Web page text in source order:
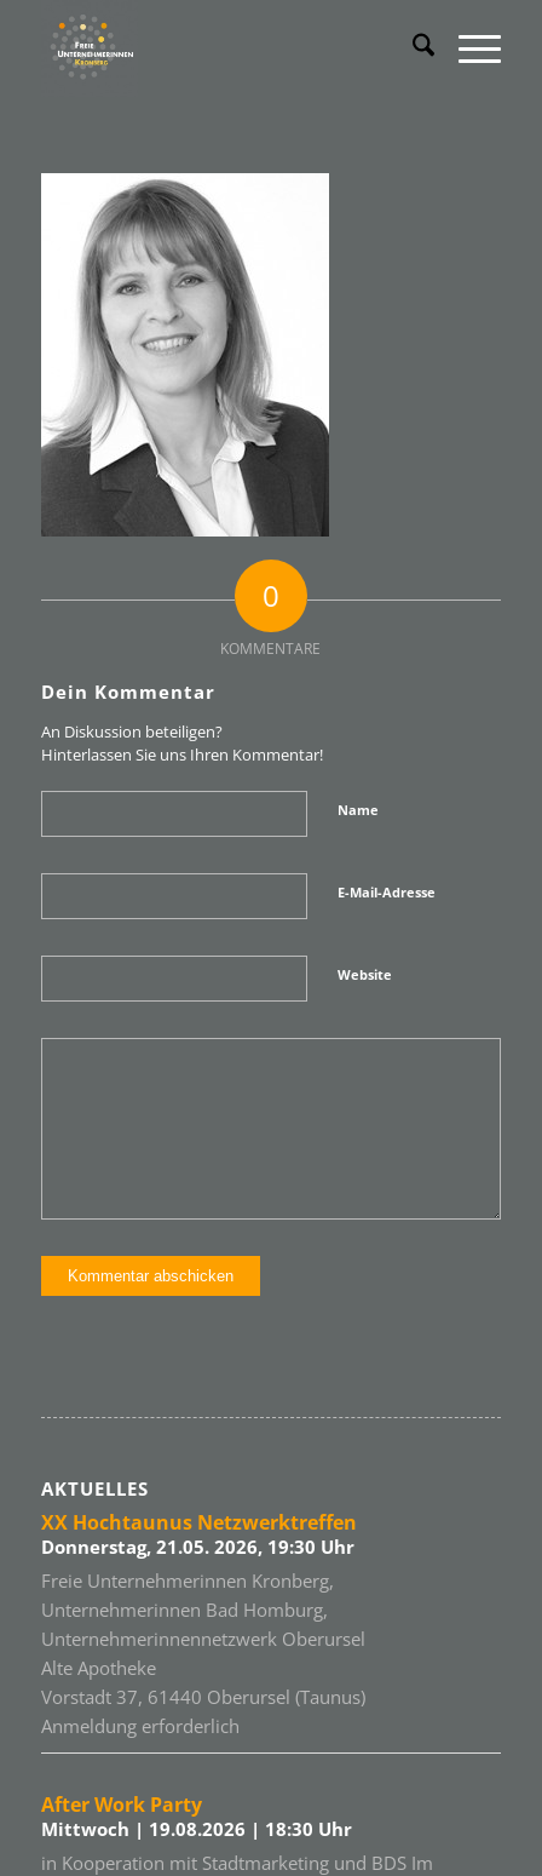
0
KOMMENTARE
Dein Kommentar
An Diskussion beteiligen?
Hinterlassen Sie uns Ihren Kommentar!
Name
E-Mail-Adresse
Website
AKTUELLES
XX Hochtaunus Netzwerktreffen
Donnerstag, 21.05. 2026, 19:30 Uhr
Freie Unternehmerinnen Kronberg,
Unternehmerinnen Bad Homburg,
Unternehmerinnennetzwerk Oberursel
Alte Apotheke
Vorstadt 37, 61440 Oberursel (Taunus)
Anmeldung erforderlich
After Work Party
Mittwoch | 19.08.2026 | 18:30 Uhr
in Kooperation mit Stadtmarketing und BDS Im